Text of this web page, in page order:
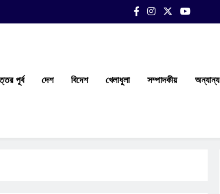
পূর্ব দেশ বিদেশ খেলাধুলা সম্পাদকীয় অন্যান্য